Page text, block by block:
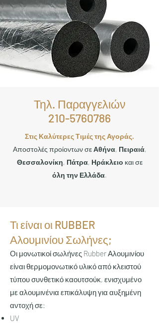
Τηλ. Παραγγελιών
210-5760786
Στις Καλύτερες Τιμές της Αγοράς.
Αποστολές προίοντων σεΑθήνα, Πειραιά,
Θεσσαλονίκη, Πάτρα, Ηράκλειο και σε
όλη την Ελλάδα.
Τι είναι οι RUBBER
Αλουμινίου Σωλήνες;
Οι μονωτικοί σωλήνες Rubber Αλουμινίου
είναι θερμομονωτικό υλικό από κλειστού
τύπου συνθετικό καουτσούκ, ενισχυμένο
με αλουμινένια επικάλυψη για αυξημένη
αντοχή σε:
UV